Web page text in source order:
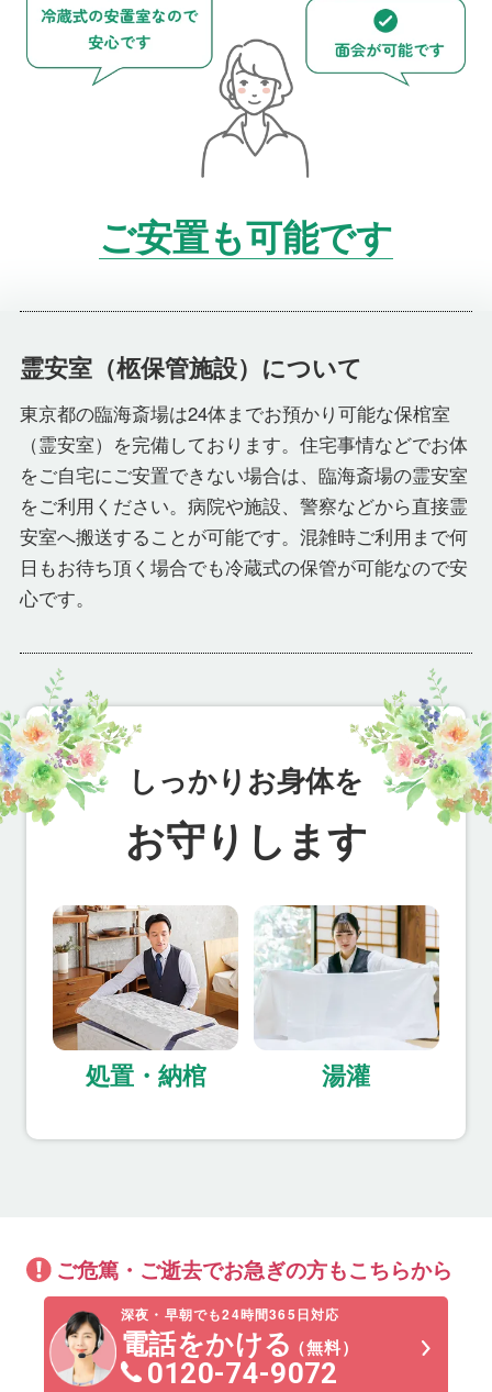
ご安置も可能です
霊安室（柩保管施設）について
東京都の臨海斎場は24体までお預かり可能な保棺室
（霊安室）を完備しております。住宅事情などでお体
をご自宅にご安置できない場合は、臨海斎場の霊安室
をご利用ください。病院や施設、警察などから直接霊
安室へ搬送することが可能です。混雑時ご利用まで何
日もお待ち頂く場合でも冷蔵式の保管が可能なので安
心です。
しっかりお身体を
お守りします
処置・納棺 湯灌
ご危篤・ご逝去でお急ぎの方もこちらから
深夜・早朝でも24時間365日対応
電話をかける（無料）
0120-74-9072